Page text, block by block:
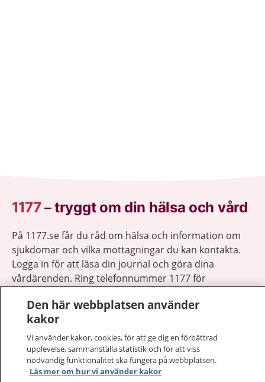
1177–tryggt om din hälsa och vård
På 1177.se får du råd om hälsa och information om
sjukdomar och vilka mottagningar du kan kontakta.
Logga in för att läsa din journal och göra dina
vårdärenden. Ring telefonnummer 1177 för
1177 ger dig råd när du vill må bättre.
Den här webbplatsen använder
kakor
Vi använder kakor, cookies, för att ge dig en förbättrad
upplevelse, sammanställa statistik och för att viss
nödvändig funktionalitet ska fungera på webbplatsen.
Läs mer om hur vi använder kakor